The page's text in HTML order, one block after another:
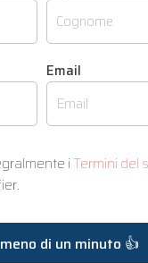
Email
i Termini del